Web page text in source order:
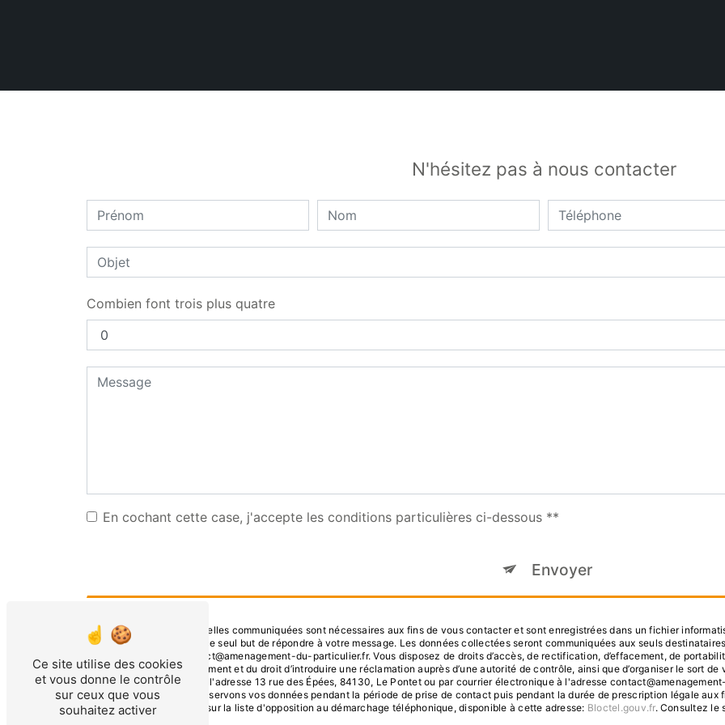
N'hésitez pas à nous contacter
Combien font trois plus quatre
En cochant cette case, j'accepte les conditions particulières ci-dessous **
Envoyer
** Les données personnelles communiquées sont nécessaires aux fins de vous contacter et sont enregistrées dans un fichier
ses sous-traitants dans le seul but de répondre à votre message. Les données collectées seront communiquées aux seuls
84130, Le Pontet contact@amenagement-du-particulier.fr. Vous disposez de droits d’accès, de rectification, d’effacement, de
consentement à tout moment et du droit d’introduire une réclamation auprès d’une autorité de contrôle, ainsi que d’organiser le sort
droits par voie postale à l'adresse 13 rue des Épées, 84130, Le Pontet ou par courrier électronique à l'adresse
être demandé. Nous conservons vos données pendant la période de prise de contact puis pendant la durée de prescription légale
le droit de vous inscrire sur la liste d'opposition au démarchage téléphonique, disponible à cette adresse: Bloctel.gouv.fr. Consultez le
Ce site utilise des cookies
et vous donne le contrôle
sur ceux que vous
souhaitez activer